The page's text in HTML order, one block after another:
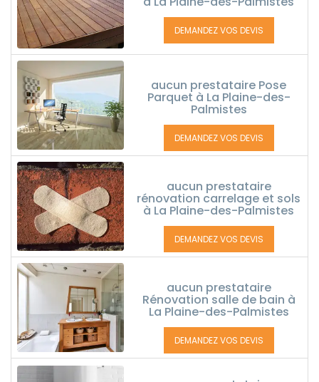
DEMANDEZ VOS DEVIS
aucun prestataire Pose
Parquet à La Plaine-des-
Palmistes
DEMANDEZ VOS DEVIS
aucun prestataire
rénovation carrelage et sols
à La Plaine-des-Palmistes
DEMANDEZ VOS DEVIS
aucun prestataire
Rénovation salle de bain à
La Plaine-des-Palmistes
DEMANDEZ VOS DEVIS